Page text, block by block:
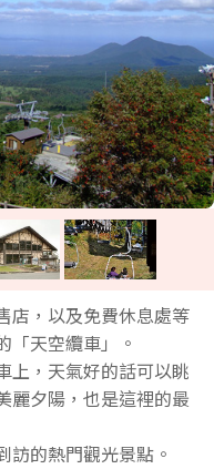
店，以及免費休息處等
「天空纜車」。
上，天氣好的話可以眺
麗夕陽，也是這裡的最
訪的熱門觀光景點。